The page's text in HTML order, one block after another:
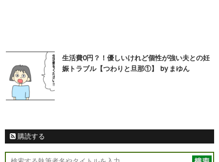
生活費0円？！優しいけれど個性が強い夫との妊
娠トラブル【つわりと旦那①】 by まゆん
購読する